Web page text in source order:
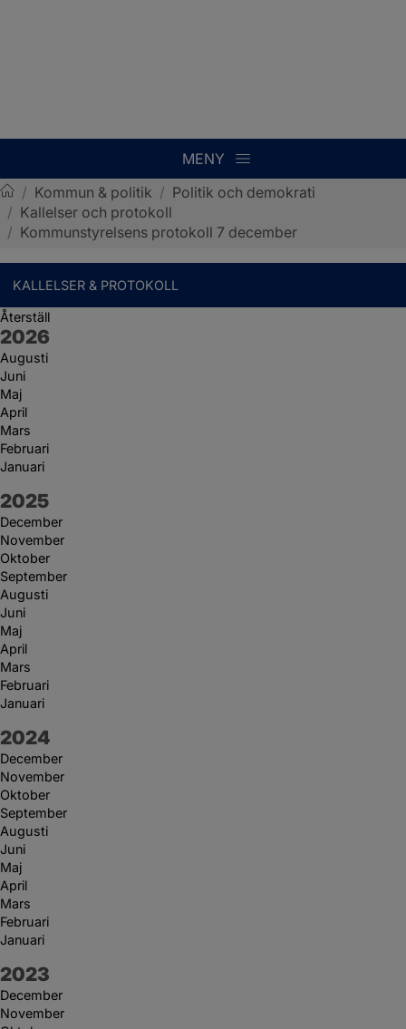
MENY
Sotenäs kommun
/ Kommun & politik / Politik och demokrati
/ Kallelser och protokoll
/ Kommunstyrelsens protokoll 7 december
KALLELSER & PROTOKOLL
Återställ
År:
2026
Augusti
Juni
Maj
April
Mars
Februari
Januari
År:
2025
December
November
Oktober
September
Augusti
Juni
Maj
April
Mars
Februari
Januari
År:
2024
December
November
Oktober
September
Augusti
Juni
Maj
April
Mars
Februari
Januari
År:
2023
December
November